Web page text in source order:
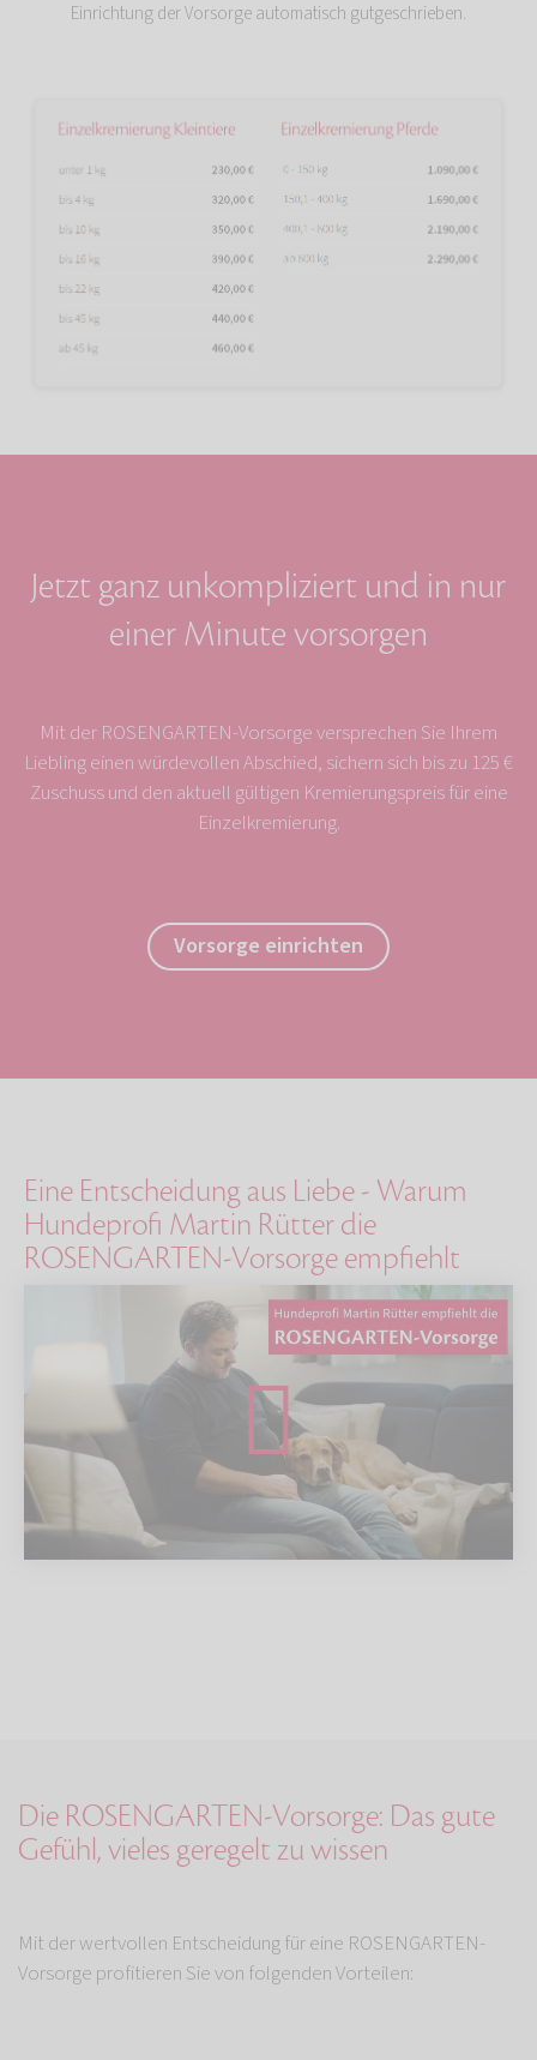
Einrichtung der Vorsorge automatisch gutgeschrieben.
Jetzt ganz unkompliziert und in nur
einer Minute vorsorgen
Mit der ROSENGARTEN-Vorsorge versprechen Sie Ihrem
Liebling einen würdevollen Abschied, sichern sich bis zu 125 €
Zuschuss und den aktuell gültigen Kremierungspreis für eine
Einzelkremierung.
Vorsorge einrichten
Eine Entscheidung aus Liebe - Warum
Hundeprofi Martin Rütter die
ROSENGARTEN-Vorsorge empfiehlt
Die ROSENGARTEN-Vorsorge: Das gute
Gefühl, vieles geregelt zu wissen
Mit der wertvollen Entscheidung für eine ROSENGARTEN-
Vorsorge profitieren Sie von folgenden Vorteilen: